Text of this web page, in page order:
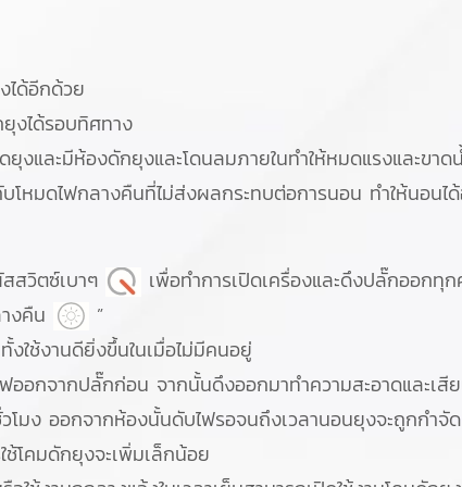
ได้อีกด้วย
งได้รอบทิศทาง
งและมีห้องดักยุงและโดนลมภายในทำให้หมดแรงและขาด
หมดไฟกลางคืนที่ไม่ส่งผลกระทบต่อการนอน ทำให้นอนไ
สวิตซ์เบาๆ
เพื่อทำการเปิดเครื่องและดึงปลั๊กออก
งคืน
”
ใช้งานดียิ่งขึ้นในเมื่อไม่มีคนอยู่
อกจากปลั๊กก่อน จากนั้นดึงออกมาทำความสะอาดและเสีย
วโมง ออกจากห้องนั้นดับไฟรอจนถึงเวลานอนยุงจะถูกก
ช้โคมดักยุงจะเพิ่มเล็กน้อย